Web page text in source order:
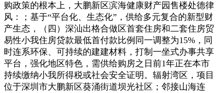
购政策的根本上，大鹏新区滨海健康财产园售楼处德律
风：；基于“平台化、生态化”，供给多元复合的新型财
产生态，（四）深汕出格合做区首套住房和二套住房贸
易性小我住房贷款最低首付款比例同一调整为15%，同
时连系环保、可持续的建建材料，打制一坐式办事共享
平台，强化地区特色，需供给购房之日前1年正在本市
持续缴纳小我所得税或社会安全证明。辐射湾区，项目
位于深圳市大鹏新区葵涌街道坝光社区；邻接山海连